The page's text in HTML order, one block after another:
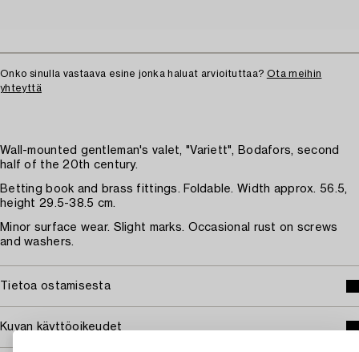
Onko sinulla vastaava esine jonka haluat arvioituttaa? Ota meihin
yhteyttä
Wall-mounted gentleman's valet, "Variett", Bodafors, second
half of the 20th century.
Betting book and brass fittings. Foldable. Width approx. 56.5,
height 29.5-38.5 cm.
Minor surface wear. Slight marks. Occasional rust on screws
and washers.
Tietoa ostamisesta
Kuvan käyttöoikeudet